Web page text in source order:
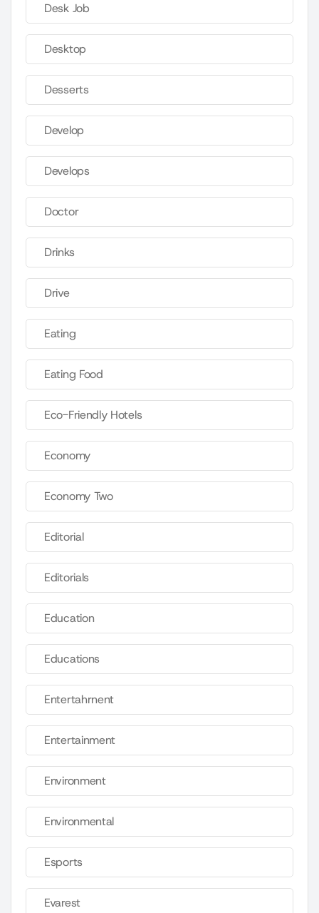
Desk Job
Desktop
Desserts
Develop
Develops
Doctor
Drinks
Drive
Eating
Eating Food
Eco-Friendly Hotels
Economy
Economy Two
Editorial
Editorials
Education
Educations
Entertahrnent
Entertainment
Environment
Environmental
Esports
Evarest